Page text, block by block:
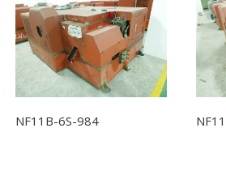
NF11B-6S-984